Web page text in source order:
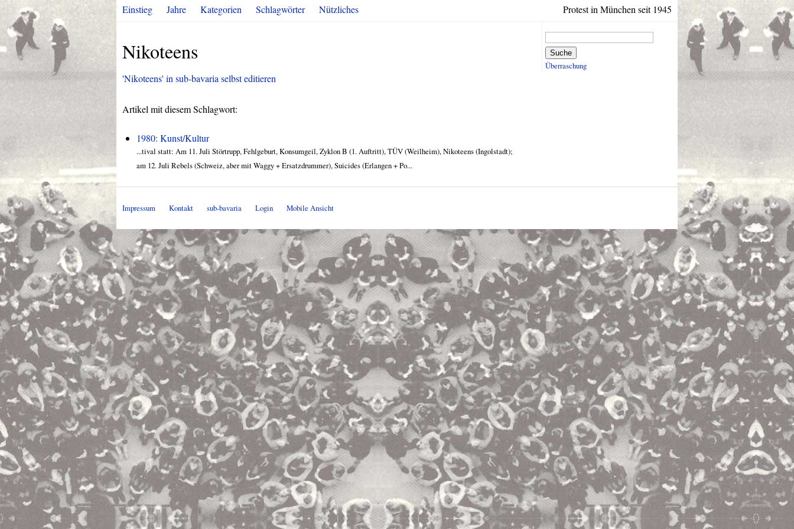
Protest in München seit 1945
Einstieg Jahre Kategorien Schlagwörter Nützliches
Nikoteens
'Nikoteens' in sub-bavaria selbst editieren
Artikel mit diesem Schlagwort:
1980: Kunst/Kultur
...tival statt: Am 11. Juli Störtrupp, Fehlgeburt, Konsumgeil, Zyklon B (1. Auftritt), TÜV (Weilheim), Nikoteens (Ingolstadt);
am 12. Juli Rebels (Schweiz, aber mit Waggy + Ersatzdrummer), Suicides (Erlangen + Po...
Suche
Überraschung
Impressum Kontakt sub-bavaria Login Mobile Ansicht